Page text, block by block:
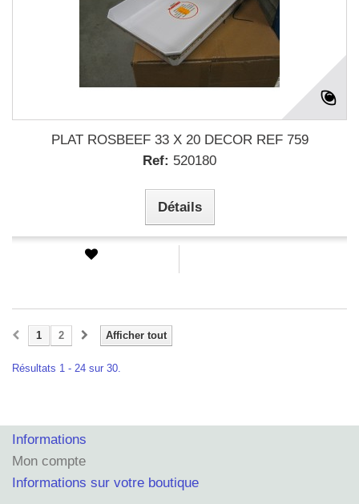
PLAT ROSBEEF 33 X 20 DECOR REF 759
Ref: 520180
Détails
Afficher tout
1 2
Résultats 1 - 24 sur 30.
Informations
Mon compte
Informations sur votre boutique